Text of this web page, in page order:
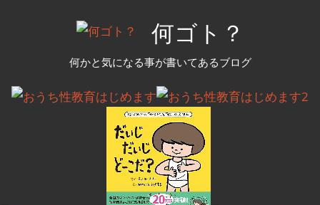
ツ
何ゴト？
何かと気になる事が書いてあるブログ